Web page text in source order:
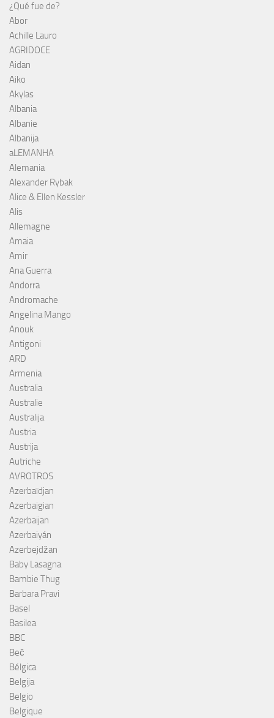
¿Qué fue de?
Abor
Achille Lauro
AGRIDOCE
Aidan
Aiko
Akylas
Albania
Albanie
Albanija
aLEMANHA
Alemania
Alexander Rybak
Alice & Ellen Kessler
Alis
Allemagne
Amaia
Amir
Ana Guerra
Andorra
Andromache
Angelina Mango
Anouk
Antigoni
ARD
Armenia
Australia
Australie
Australija
Austria
Austrija
Autriche
AVROTROS
Azerbaïdjan
Azerbaigian
Azerbaijan
Azerbaiyán
Azerbejdžan
Baby Lasagna
Bambie Thug
Barbara Pravi
Basel
Basilea
BBC
Beč
Bélgica
Belgija
Belgio
Belgique